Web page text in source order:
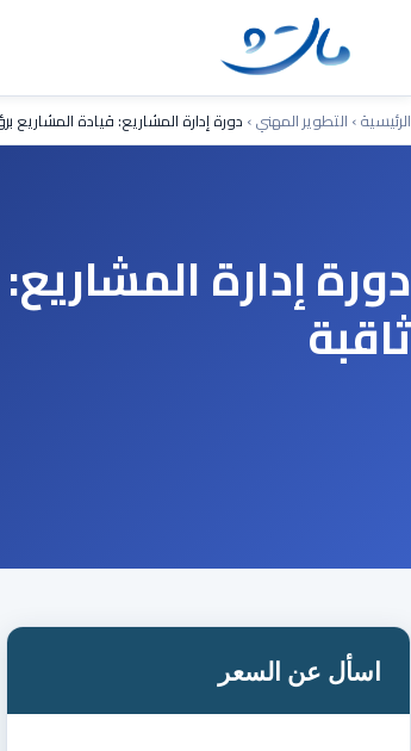
الرئيسية› التطوير المهني› دورة إدارة المشاريع: قيادة المشاريع
دورة إدارة
ثاقبة
اسأل عن السعر